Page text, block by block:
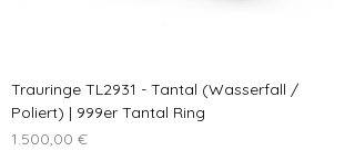
Trauringe TL2931 - Tantal (Wasserfall /
Poliert) | 999er Tantal Ring
Preis
1.500,00 €